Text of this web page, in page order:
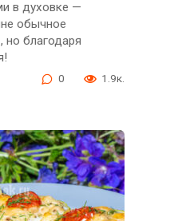
в духовке —
обычное
но благодаря
0 1.9к.